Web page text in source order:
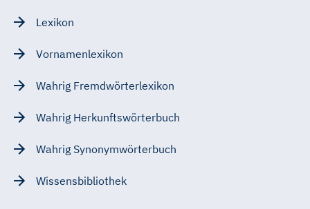
Lexikon
Vornamenlexikon
Wahrig Fremdwörterlexikon
Wahrig Herkunftswörterbuch
Wahrig Synonymwörterbuch
Wissensbibliothek